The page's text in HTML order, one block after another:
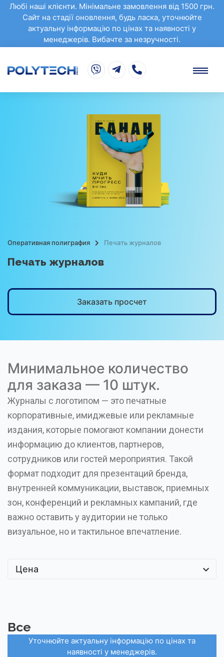
Любі наші клієнти. Мінімальне замовлення від 1500 грн.
Сайт на стадії оновлення, будь ласка, уточнюйте
актуальну інформацію по цінах та наявності у
менеджерів. Вибачте за незручності.
Оперативная полиграфия Печать журналов
Печать журналов
Заказать просчет
Минимальное количество
для заказа — 10 штук.
Журналы с логотипом — это печатные
корпоративные, имиджевые или рекламные
издания, которые помогают компании донести
информацию до клиентов, партнеров,
сотрудников или гостей мероприятия. Такой
формат подходит для презентаций бренда,
внутренней коммуникации, выставок, приемных
зон, конференций и рекламных кампаний, где
важно оставить у аудитории не только
визуальное, но и тактильное впечатление.
Все
Уточнюйте актуальну інформацію по цінах та
наявності у менеджерів.
Цена